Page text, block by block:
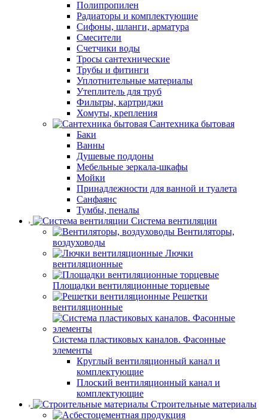
Полипропилен
Радиаторы и комплектующие
Сифоны, шланги, арматура
Смесители
Счетчики воды
Тросы сантехнические
Трубы и фитинги
Уплотнительные материалы
Утеплитель для труб
Фильтры, картриджи
Хомуты, крепления
Сантехника бытовая
Баки
Ванны
Душевые поддоны
Мебельные зеркала-шкафы
Мойки
Принадлежности для ванной и туалета
Санфаянс
Тумбы, пеналы
Система вентиляции
Вентиляторы,
воздуховоды
Лючки
вентиляционные
Площадки вентиляционные торцевые
Решетки
вентиляционные
Система пластиковых каналов. Фасонные
элементы
Круглый вентиляционный канал и
комплектующие
Плоский вентиляционный канал и
комплектующие
Строительные материалы